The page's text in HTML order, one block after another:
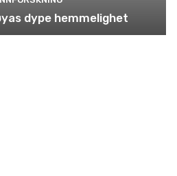
dype hemmelighet